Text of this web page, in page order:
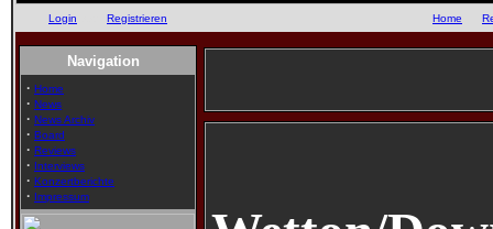
Login Registrieren Home
Navigation
· Home
· News
· News Archiv
· Board
· Reviews
· Interviews
· Konzertberichte
· Impressum